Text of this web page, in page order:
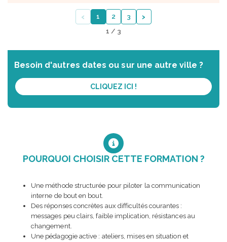
‹ 1 2 3 ›
1 / 3
Besoin d'autres dates ou sur une autre ville ?
CLIQUEZ ICI !
POURQUOI CHOISIR CETTE FORMATION ?
Une méthode structurée pour piloter la communication
interne de bout en bout.
Des réponses concrètes aux difficultés courantes :
messages peu clairs, faible implication, résistances au
changement.
Une pédagogie active : ateliers, mises en situation et